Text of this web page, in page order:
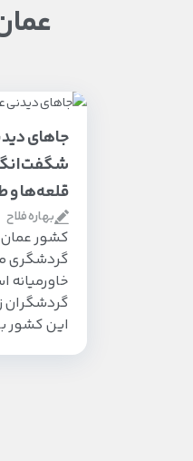
جاهای
قلعه‌ها و
بهاره فلاح
کشور
گردشگری
گردشگران
این کشور